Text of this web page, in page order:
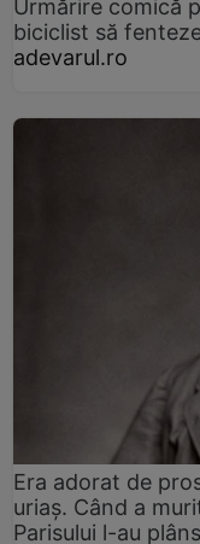
Urmărire comică
biciclist să
adevarul.ro
Era adorat de
uriaș. Când a
Parisului l-au plâns